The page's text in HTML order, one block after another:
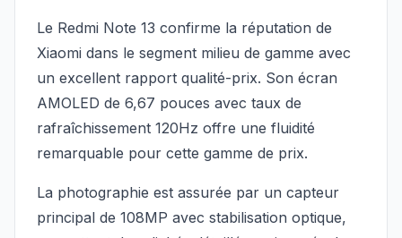
Le Redmi Note 13 confirme la réputation de
Xiaomi dans le segment milieu de gamme avec
un excellent rapport qualité-prix. Son écran
AMOLED de 6,67 pouces avec taux de
rafraîchissement 120Hz offre une fluidité
remarquable pour cette gamme de prix.
La photographie est assurée par un capteur
principal de 108MP avec stabilisation optique,